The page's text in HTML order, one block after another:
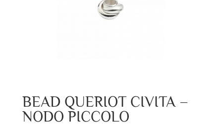
BEAD QUERIOT CIVITA –
NODO PICCOLO